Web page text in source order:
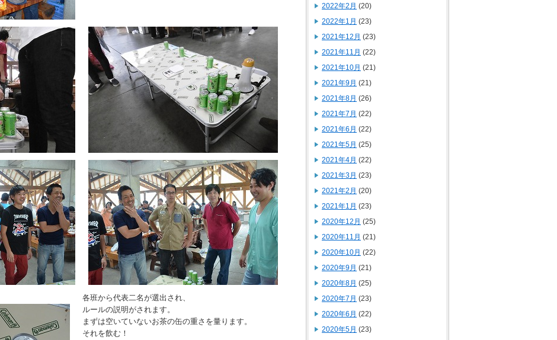
各班から代表二名が選出され、
ルールの説明がされます。
まずは空いていないお茶の缶の重さを量ります。
それを飲む！
2022年2月 (20)
2022年1月 (23)
2021年12月 (23)
2021年11月 (22)
2021年10月 (21)
2021年9月 (21)
2021年8月 (26)
2021年7月 (22)
2021年6月 (22)
2021年5月 (25)
2021年4月 (22)
2021年3月 (23)
2021年2月 (20)
2021年1月 (23)
2020年12月 (25)
2020年11月 (21)
2020年10月 (22)
2020年9月 (21)
2020年8月 (25)
2020年7月 (23)
2020年6月 (22)
2020年5月 (23)